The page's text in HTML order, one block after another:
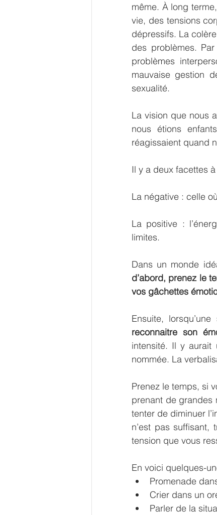
même. À long
vie, des tensions
dépressifs. La
des problèmes.
problèmes
mauvaise gestion
sexualité.
La vision que nous
nous étions
réagissaient quand
Il y a deux facettes
La négative : celle
La positive :
limites.
Dans un monde
d’abord, prenez le
vos gâchettes
reconnaitre son
intensité. Il y aurait
nommée. La
Prenez le temps, si
prenant de grandes
tenter de diminuer
n’est pas
tension que vous
En voici quelques-
Promenade
Crier dans un
Parler de la